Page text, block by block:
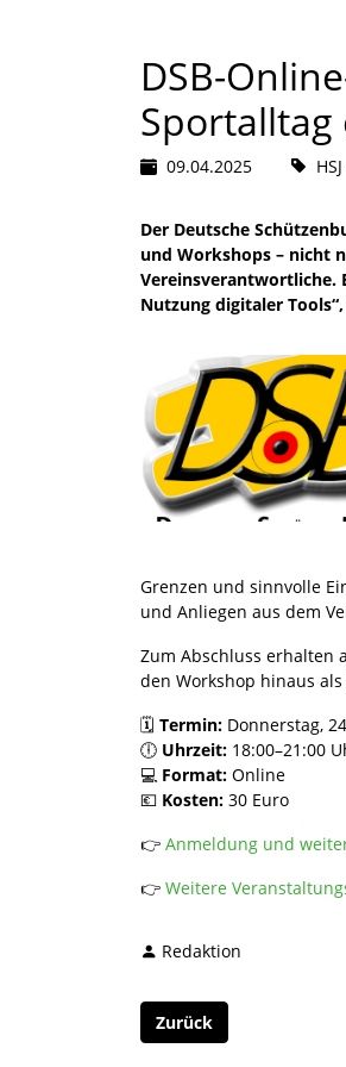
DSB-
09.04.2025 HSJ
Der Deutsche
und Workshops – nicht
Vereinsverantwortliche.
Nutzung digitaler
Grenzen und sinnvolle
und Anliegen aus dem
Zum Abschluss erhalten
den Workshop hinaus
🗓 Termin: Donnerstag,
🕕 Uhrzeit: 18:00–21:00
💻 Format: Online
💶 Kosten: 30 Euro
👉 Anmeldung und
👉 Weitere
Redaktion
Zurück